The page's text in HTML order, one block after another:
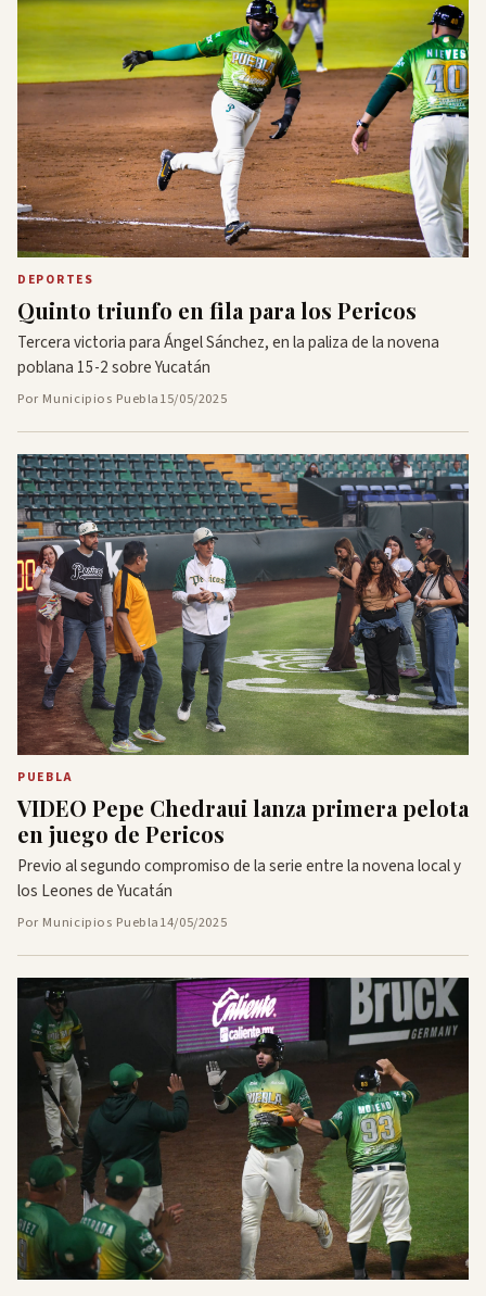
DEPORTES
Quinto triunfo en fila para los Pericos
Tercera victoria para Ángel Sánchez, en la paliza de la novena
poblana 15-2 sobre Yucatán
Por Municipios Puebla15/05/2025
PUEBLA
VIDEO Pepe Chedraui lanza primera pelota
en juego de Pericos
Previo al segundo compromiso de la serie entre la novena local y
los Leones de Yucatán
Por Municipios Puebla14/05/2025